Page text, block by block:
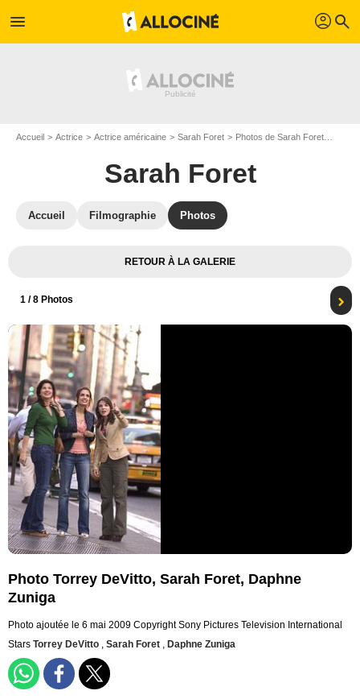
menu profil search
Accueil Actrice Actrice américaine Sarah Foret Photos de Sarah Foret
Sarah Foret
Accueil Filmographie Photos
RETOUR À LA GALERIE
1 / 8 Photos
Photo Torrey DeVitto, Sarah Foret, Daphne
Zuniga
Photo ajoutée le 6 mai 2009 Copyright Sony Pictures Television International
Stars Torrey DeVitto , Sarah Foret , Daphne Zuniga